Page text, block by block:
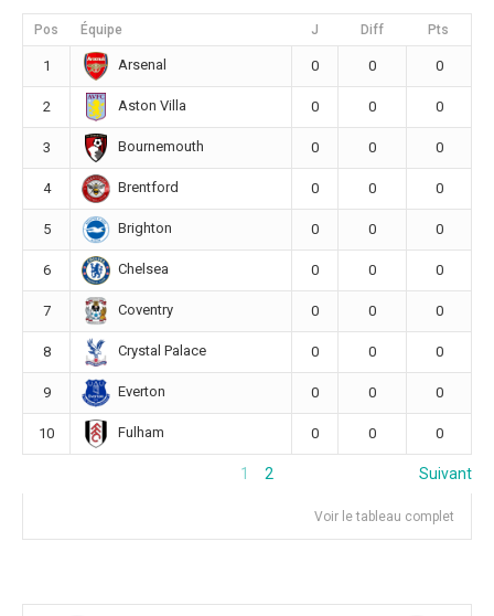
Pos Équipe J Diff Pts
1 Arsenal 0 0 0
2 Aston Villa 0 0 0
3 Bournemouth 0 0 0
4 Brentford 0 0 0
5 Brighton 0 0 0
6 Chelsea 0 0 0
7 Coventry 0 0 0
8 Crystal Palace 0 0 0
9 Everton 0 0 0
10 Fulham 0 0 0
1 2 Suivant
Voir le tableau complet